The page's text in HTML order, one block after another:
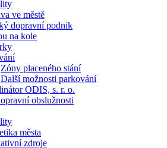
ve městě
dopravní podnik
na kole
Zóny placeného stání
Další možnosti parkování
ODIS, s. r. o.
obslužnosti
města
zdroje